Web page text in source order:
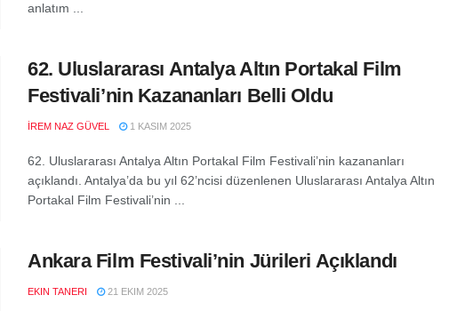
anlatım ...
62. Uluslararası Antalya Altın Portakal Film
Festivali’nin Kazananları Belli Oldu
İREM NAZ GÜVEL 1 KASIM 2025
62. Uluslararası Antalya Altın Portakal Film Festivali’nin kazananları
açıklandı. Antalya’da bu yıl 62’ncisi düzenlenen Uluslararası Antalya Altın
Portakal Film Festivali’nin ...
Ankara Film Festivali’nin Jürileri Açıklandı
EKIN TANERI 21 EKIM 2025